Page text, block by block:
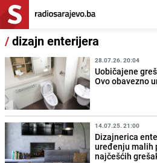
/dizajn enterijera
28.07.26. 20:04
Uobičajene
Ovo obavezno
14.07.25. 21:00
Dizajnerica
uređenju malih
najčešćih